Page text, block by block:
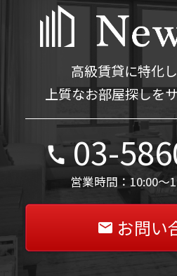
高級賃貸に特化
上質なお部屋探しを
03-
営業時間：10:00～
お問い